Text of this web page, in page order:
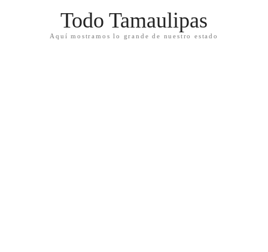
Todo Tamaulipas
Aquí mostramos lo grande de nuestro estado